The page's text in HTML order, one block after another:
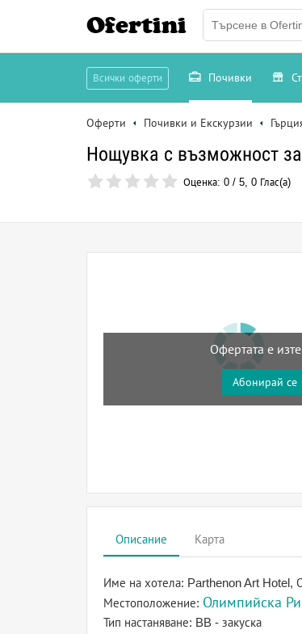
Ofertini
Всички оферти Почивки
Оферти Почивки и Екскурзии
Нощувка с възможност
Оценка: 0 / 5, 0 Глас(а)
Офертата е
Абонирай се
Описание Карта
Име на хотела: Parthenon Art Hotel,
Местоположение: Олимпийска
Тип настаняване: BB - закуска